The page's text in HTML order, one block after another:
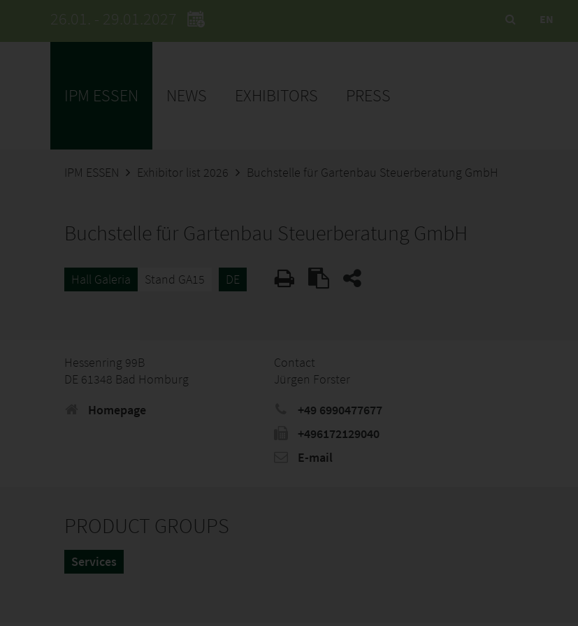
26.01. - 29.01.2027 EN
IPM ESSEN NEWS EXHIBITORS PRESS
IPM ESSEN Exhibitor list 2026 Buchstelle für Gartenbau Steuerberatung GmbH
Buchstelle für Gartenbau Steuerberatung GmbH
Hall Galeria Stand GA15 DE
Hessenring 99B
DE 61348 Bad Homburg
Homepage
Contact
Jürgen Forster
+49 6990477677
+496172129040
E-mail
PRODUCT GROUPS
Services